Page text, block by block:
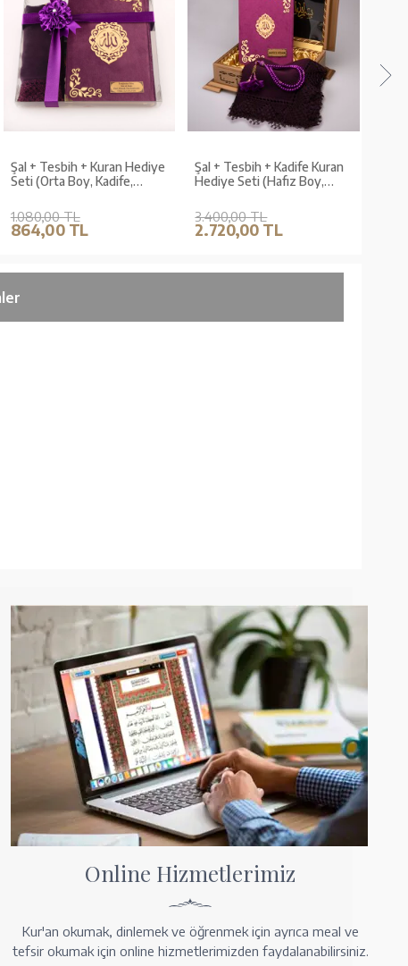
Şal + Tesbih + Kuran Hediye
Seti (Orta Boy, Kadife,
1.080,00 TL
864,00 TL
Şal + Tesbih + Kadife Kuran
Hediye Seti (Hafız Boy,
3.400,00 TL
2.720,00 TL
Online Hizmetlerimiz
Kur'an okumak, dinlemek ve öğrenmek için ayrıca meal ve
tefsir okumak için online hizmetlerimizden faydalanabilirsiniz.